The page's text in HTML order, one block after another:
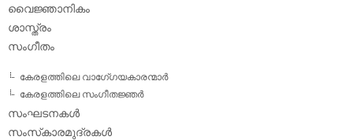
വൈജ്ഞാനികം
ശാസ്ത്രം
സംഗീതം
കേരളത്തിലെ വാഗേ്ഗയകാരന്മാര്‍
കേരളത്തിലെ സംഗീതജ്ഞര്‍
സംഘടനകള്‍
സംസ്‌കാരമുദ്രകള്‍